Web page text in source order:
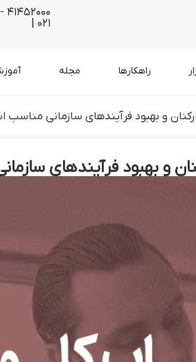
41452000 -
021 |
راهکارها مجله
و بهبود فرآیندهای سازمانی
و بهبود فرآیندهای